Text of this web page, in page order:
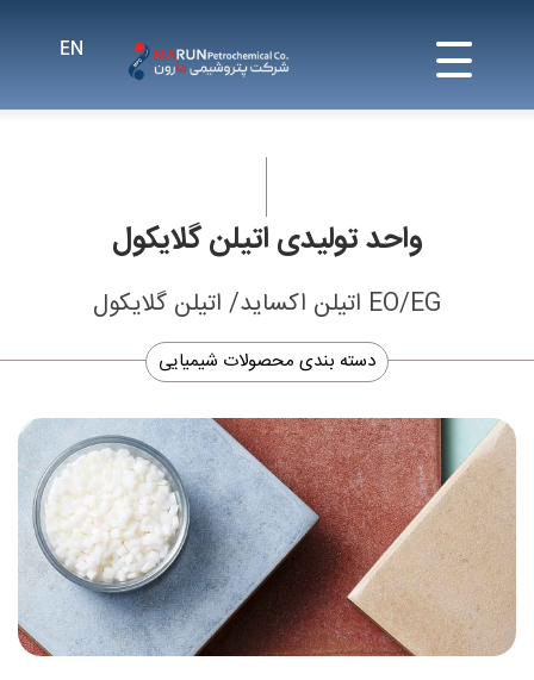
واحد تولیدی اتیلن گلایکول
EO/EG اتیلن اکساید/ اتیلن گلایکول
دسته بندی محصولات شیمیایی